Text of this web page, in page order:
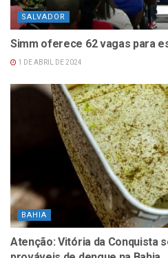
SALVADOR
Simm oferece 62 vagas para
1 DE ABRIL DE 2024
BAHIA
Atenção: Vitória da Conquista